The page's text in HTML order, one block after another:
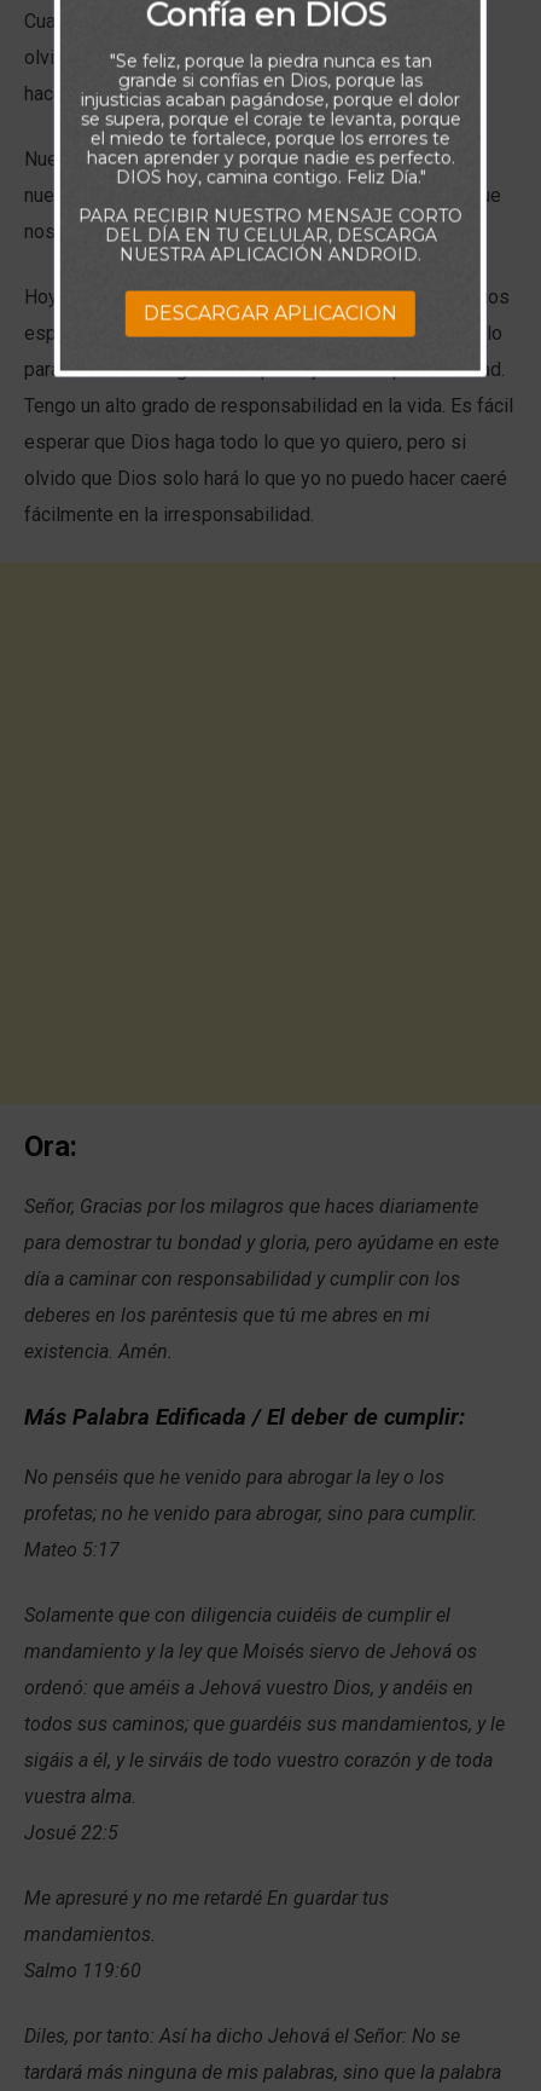
Cuantas veces queremos que Dios haga todo. Y nos
olvidamos que hay cosas que él no va hacer… Él no va
hacer lo que nosotros podemos hacer.
Nuestra vida devocional no es para pedir por lo que es
nuestra responsabilidad hacer, sino para pedir por lo que
nosotros no podemos hacer y él lo hará.
Hoy, no ignoraré los paréntesis de la vida en los que Dios
espera que yo haga mi parte. La vida cristiana no es solo
para disfrutar milagros sino para ejercer responsabilidad.
Tengo un alto grado de responsabilidad en la vida. Es fácil
esperar que Dios haga todo lo que yo quiero, pero si
olvido que Dios solo hará lo que yo no puedo hacer caeré
fácilmente en la irresponsabilidad.
Ora:
Señor, Gracias por los milagros que haces diariamente
para demostrar tu bondad y gloria, pero ayúdame en este
día a caminar con responsabilidad y cumplir con los
deberes en los paréntesis que tú me abres en mi
existencia. Amén.
Más Palabra Edificada / El deber de cumplir:
No penséis que he venido para abrogar la ley o los
profetas; no he venido para abrogar, sino para cumplir.
Mateo 5:17
Solamente que con diligencia cuidéis de cumplir el
mandamiento y la ley que Moisés siervo de Jehová os
ordenó: que améis a Jehová vuestro Dios, y andéis en
todos sus caminos; que guardéis sus mandamientos, y le
sigáis a él, y le sirváis de todo vuestro corazón y de toda
vuestra alma.
Josué 22:5
Me apresuré y no me retardé En guardar tus
mandamientos.
Salmo 119:60
Diles, por tanto: Así ha dicho Jehová el Señor: No se
tardará más ninguna de mis palabras, sino que la palabra
Confía en DIOS
"Se feliz, porque la piedra nunca es tan
grande si confías en Dios, porque las
injusticias acaban pagándose, porque el dolor
se supera, porque el coraje te levanta, porque
el miedo te fortalece, porque los errores te
hacen aprender y porque nadie es perfecto.
DIOS hoy, camina contigo. Feliz Día."
PARA RECIBIR NUESTRO MENSAJE CORTO
DEL DÍA EN TU CELULAR, DESCARGA
NUESTRA APLICACIÓN ANDROID.
DESCARGAR APLICACION